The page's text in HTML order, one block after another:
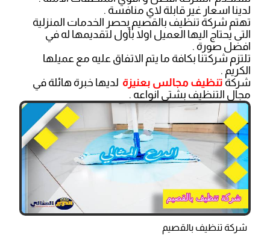
لدينا اسعار غير قابلة لاي منافسة .
تهتم شركة تنظيف بالقصيم بحصر الخدمات المنزلية
التى يحتاج اليها العميل اولا بأول لتقديمها له في
افضل صورة .
تلتزم شركتنا بكافة ما يتم الاتفاق عليه مع عميلها
الكريم .
شركة تنظيف مجالس بعنيزة لديها خبرة هائلة في
مجال التنظيف بشتى انواعه .
شركة تنظيف بالقصيم